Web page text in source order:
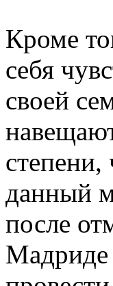
Кроме
себя
своей
степени,
данный
после
Мадриде